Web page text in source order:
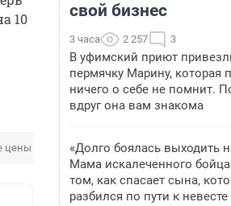
10
цены Заправка
свой бизнес
3 часа 2 257 3
В уфимский приют
пермячку Марину, которая
ничего о себе не помнит.
вдруг она вам знакома
«Долго боялась выходить
Мама искалеченного
том, как спасает сына,
разбился по пути к невесте